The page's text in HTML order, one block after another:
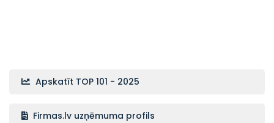
Apskatīt TOP 101 - 2025
Firmas.lv uzņēmuma profils